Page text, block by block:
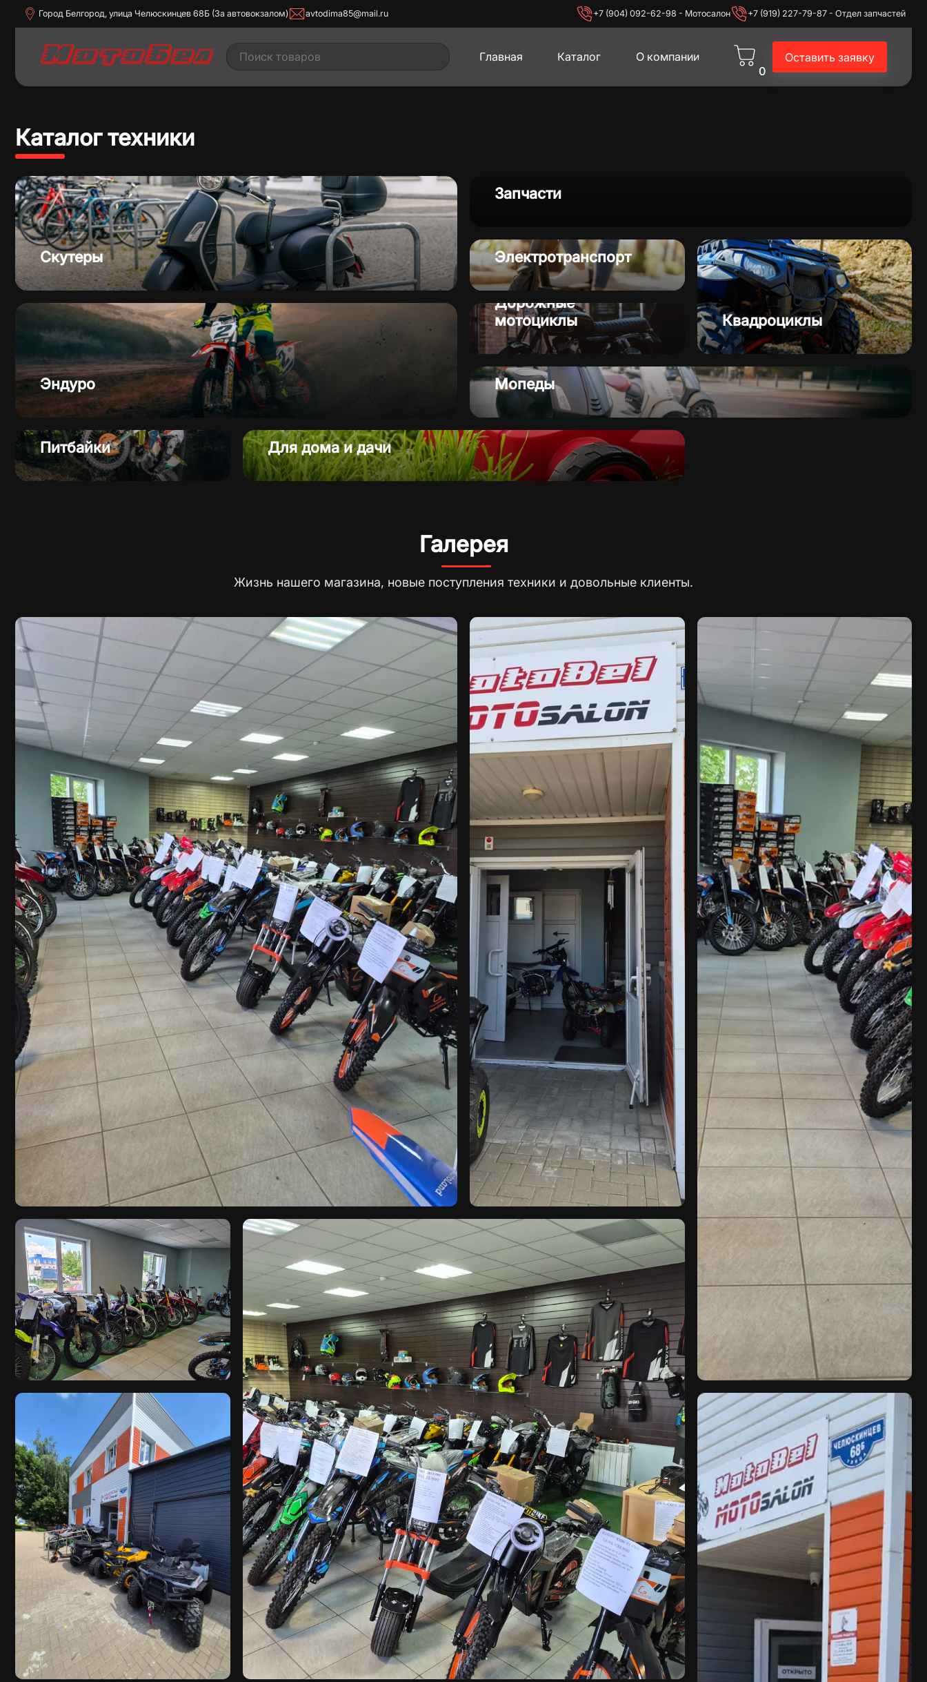
Город Белгород, улица Челюскинцев 68Б (За автовокзалом) avtodima85@mail.ru +7 (904) 092-62-98 - Мотосалон +7 (919) 227-79-87 - Отдел запчастей
Главная Каталог
Дорожные мотоциклы Квадроциклы Мопеды
Скутеры Трициклы Электротранспорт Эндуро Для дома и дачи
Запчасти
О компании
0
Оставить заявку
Каталог техники
Скутеры
Запчасти
Электротранспорт
Квадроциклы
Эндуро Мопеды
Популярное
Дорожные
мотоциклы
Питбайки Для дома и дачи
Галерея
Жизнь нашего магазина, новые поступления техники и довольные клиенты.